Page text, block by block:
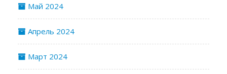
Май 2024
Апрель 2024
Март 2024